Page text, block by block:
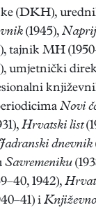
(DKH),
(1945),
tajnik MH
umjetnički
Novi
Hrvatski list
Jadranski dnevnik
Savremeniku
1942),
i